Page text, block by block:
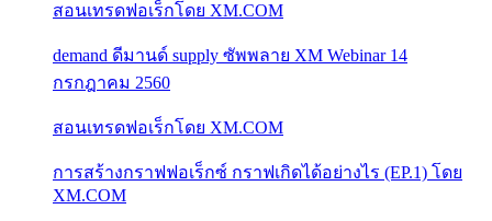
สอนเทรดฟอเร็กโดย XM.COM
demand ดีมานด์ supply ซัพพลาย XM Webinar 14
กรกฎาคม 2560
สอนเทรดฟอเร็กโดย XM.COM
การสร้างกราฟฟอเร็กซ์ กราฟเกิดได้อย่างไร (EP.1) โดย
XM.COM